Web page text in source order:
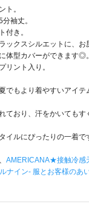
ト。
袖丈。
付き。
ックスシルエットに、お
体型カバーができます◎。
リント入り。
でもより着やすいアイテ
ており、汗をかいても
イルにぴったりの一着で
AMERICANA★接触冷感
ナイン- 服とお客様のあい